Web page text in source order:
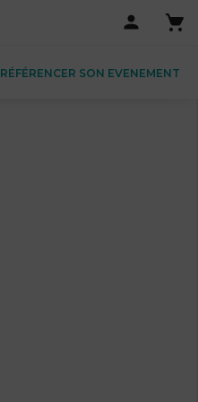
RÉFÉRENCER SON EVENEMENT